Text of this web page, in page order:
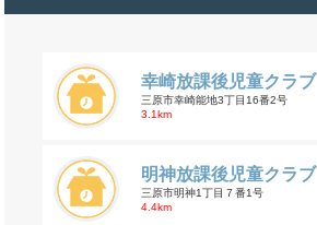
幸崎放課後児童クラブ
三原市幸崎能地3丁目16番2号
3.1km
明神放課後児童クラブ
三原市明神1丁目７番1号
4.4km